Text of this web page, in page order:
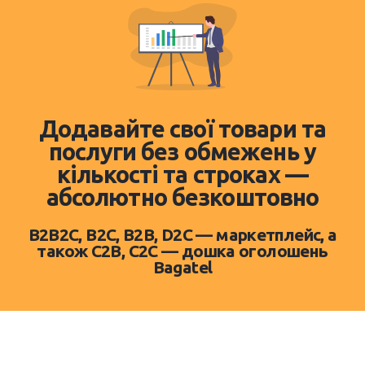
Додавайте свої товари та
послуги без обмежень у
кількості та строках —
абсолютно безкоштовно
B2B2C, B2C, B2B, D2C — маркетплейс, а
також C2B, C2C — дошка оголошень
Bagatel